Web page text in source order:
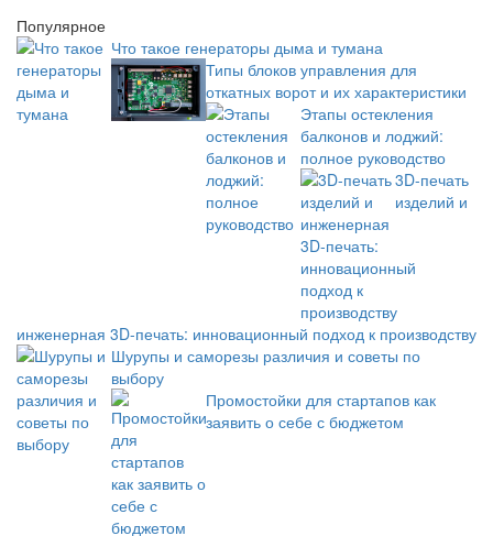
Популярное
Что такое генераторы дыма и тумана
Типы блоков управления для
откатных ворот и их характеристики
Этапы остекления
балконов и лоджий:
полное руководство
3D-печать
изделий и
инженерная 3D-печать: инновационный подход к производству
Шурупы и саморезы различия и советы по
выбору
Промостойки для стартапов как
заявить о себе с бюджетом